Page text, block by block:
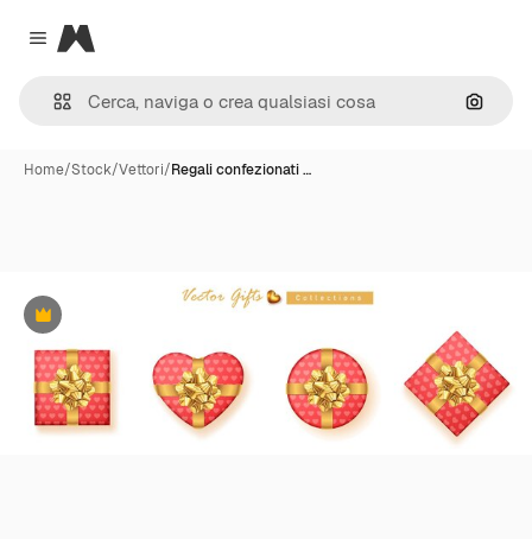
Close menu
Magnific
Cerca
Home/Stock/Vettori/Regali confezionati …
Premium